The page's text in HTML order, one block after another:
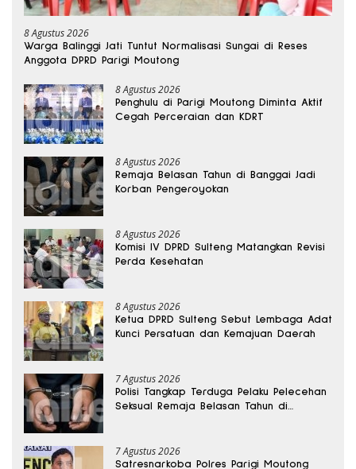
8 Agustus 2026
Warga Balinggi Jati Tuntut Normalisasi Sungai di Reses
Anggota DPRD Parigi Moutong
8 Agustus 2026
Penghulu di Parigi Moutong Diminta Aktif
Cegah Perceraian dan KDRT
8 Agustus 2026
Remaja Belasan Tahun di Banggai Jadi
Korban Pengeroyokan
8 Agustus 2026
Komisi IV DPRD Sulteng Matangkan Revisi
Perda Kesehatan
8 Agustus 2026
Ketua DPRD Sulteng Sebut Lembaga Adat
Kunci Persatuan dan Kemajuan Daerah
7 Agustus 2026
Polisi Tangkap Terduga Pelaku Pelecehan
Seksual Remaja Belasan Tahun di
7 Agustus 2026
Satresnarkoba Polres Parigi Moutong